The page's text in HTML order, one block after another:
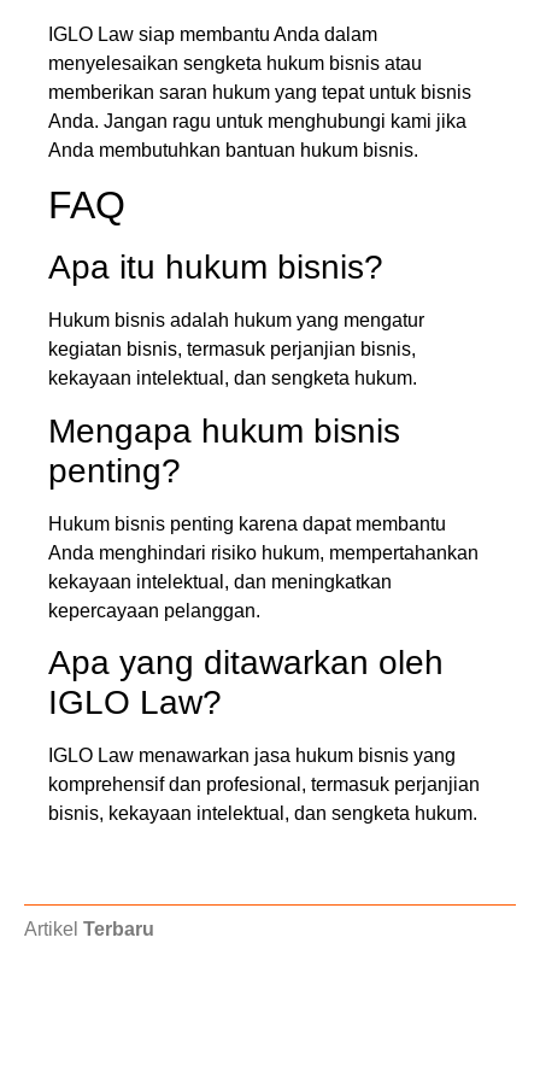
IGLO Law siap membantu Anda dalam
menyelesaikan sengketa hukum bisnis atau
memberikan saran hukum yang tepat untuk bisnis
Anda. Jangan ragu untuk menghubungi kami jika
Anda membutuhkan bantuan hukum bisnis.
FAQ
Apa itu hukum bisnis?
Hukum bisnis adalah hukum yang mengatur
kegiatan bisnis, termasuk perjanjian bisnis,
kekayaan intelektual, dan sengketa hukum.
Mengapa hukum bisnis
penting?
Hukum bisnis penting karena dapat membantu
Anda menghindari risiko hukum, mempertahankan
kekayaan intelektual, dan meningkatkan
kepercayaan pelanggan.
Apa yang ditawarkan oleh
IGLO Law?
IGLO Law menawarkan jasa hukum bisnis yang
komprehensif dan profesional, termasuk perjanjian
bisnis, kekayaan intelektual, dan sengketa hukum.
Artikel Terbaru